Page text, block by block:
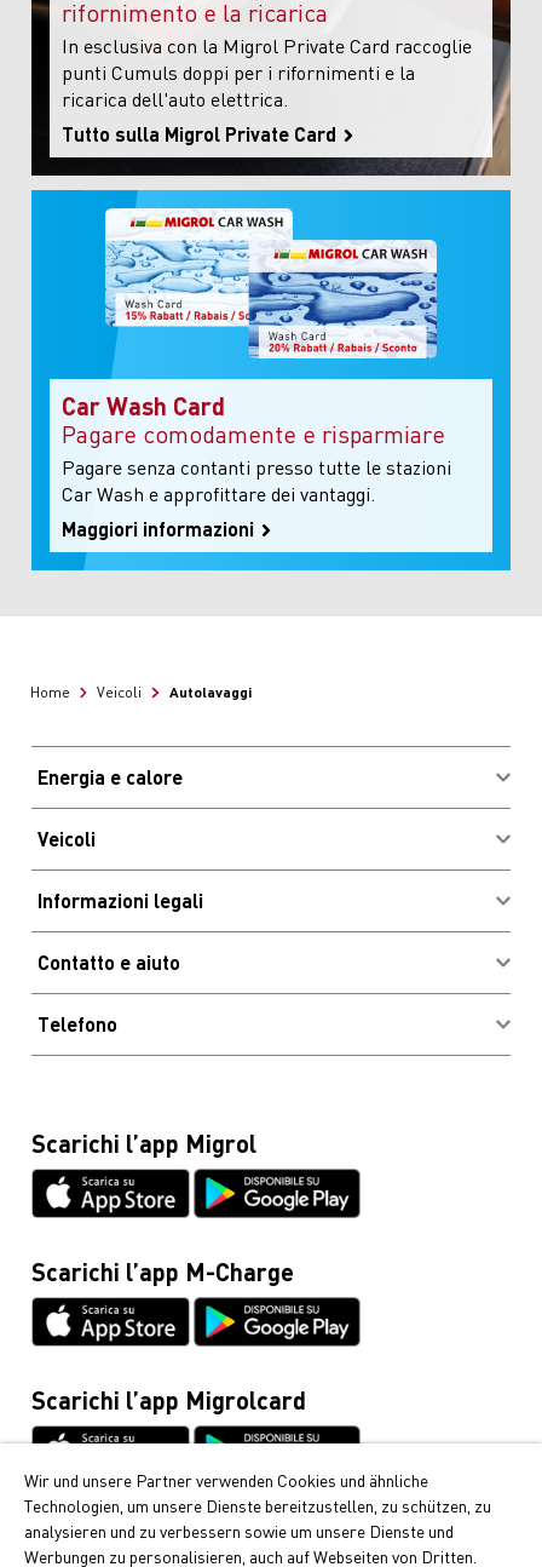
rifornimento e la ricarica
In esclusiva con la Migrol Private Card raccoglie
punti Cumuls doppi per i rifornimenti e la
ricarica dell'auto elettrica.
Tutto sulla Migrol Private Card
Car Wash Card
Pagare comodamente e risparmiare
Pagare senza contanti presso tutte le stazioni
Car Wash e approfittare dei vantaggi.
Maggiori informazioni
Home Veicoli Autolavaggi
Energia e calore
Vantaggi e risparmio
Veicoli
Ubicazioni e orari d'apertura
Vantaggi e risparmio
Informazioni legali
CGC
Contatto e aiuto
Domande frequenti
Glossario
Netiquette
Schede tecniche & istruzioni
Telefono
Migrolcard
0844 03 03 03
Infoline Cumulus
Informazioni generali / Veicoli
044 495 11 11
Scarichi l’app Migrol
Scarichi l’app M-Charge
Scarichi l’app Migrolcard
Cumulus
Wir und unsere Partner verwenden Cookies und ähnliche
Technologien, um unsere Dienste bereitzustellen, zu schützen, zu
analysieren und zu verbessern sowie um unsere Dienste und
Werbungen zu personalisieren, auch auf Webseiten von Dritten.